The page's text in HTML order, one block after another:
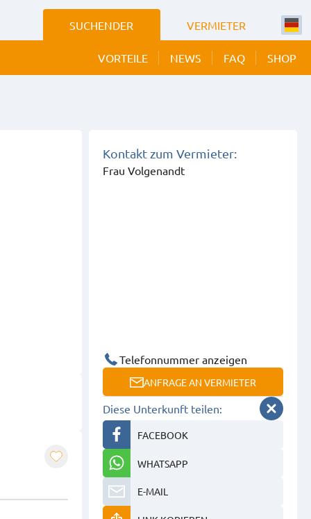
SUCHENDER VERMIETER
VORTEILE NEWS FAQ SHOP
Kontakt zum Vermieter:
Frau Volgenandt
Telefonnummer anzeigen
ANFRAGE AN VERMIETER
Diese Unterkunft teilen:
FACEBOOK
WHATSAPP
E-MAIL